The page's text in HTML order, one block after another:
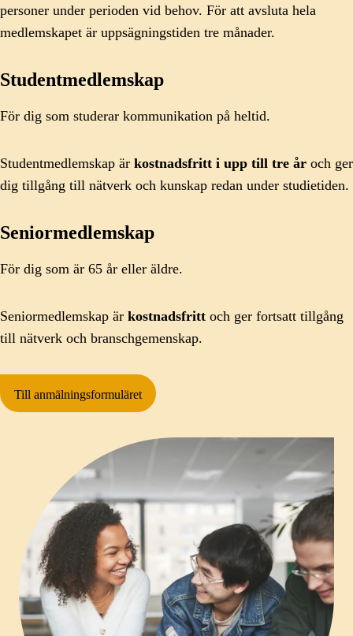
personer under perioden vid behov. För att avsluta hela
medlemskapet är uppsägningstiden tre månader.
Studentmedlemskap
För dig som studerar kommunikation på heltid.
Studentmedlemskap är kostnadsfritt i upp till tre år och ger
dig tillgång till nätverk och kunskap redan under studietiden.
Seniormedlemskap
För dig som är 65 år eller äldre.
Seniormedlemskap är kostnadsfritt och ger fortsatt tillgång
till nätverk och branschgemenskap.
Till anmälningsformuläret